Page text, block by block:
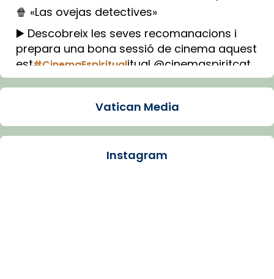
🍿 «Las ovejas detectives»
▶️ Descobreix les seves recomanacions i
prepara una bona sessió de cinema aquest
est#CinemaEspiritualitual @cinemaspiritcat
Imatge: Generada amb IA (OpenAI)
Arquebisbat de Barcelona
Vatican Media
Instagram